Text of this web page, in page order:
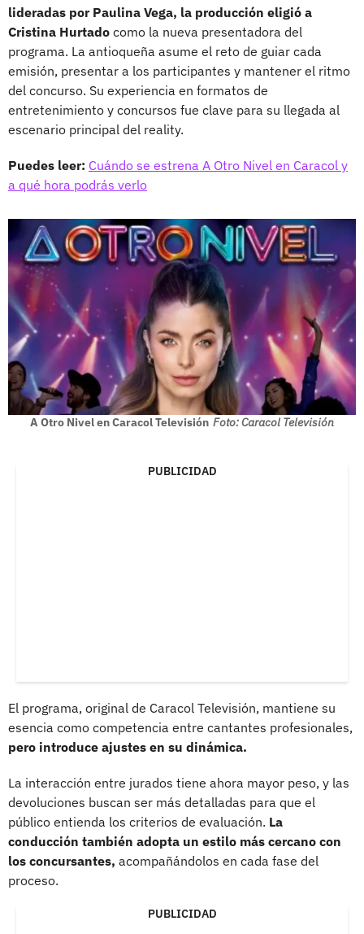
lideradas por Paulina Vega, la producción eligió a
Cristina Hurtado como la nueva presentadora del
programa. La antioqueña asume el reto de guiar cada
emisión, presentar a los participantes y mantener el ritmo
del concurso. Su experiencia en formatos de
entretenimiento y concursos fue clave para su llegada al
escenario principal del reality.
Puedes leer: Cuándo se estrena A Otro Nivel en Caracol y
a qué hora podrás verlo
A Otro Nivel en Caracol Televisión Foto: Caracol Televisión
PUBLICIDAD
El programa, original de Caracol Televisión, mantiene su
esencia como competencia entre cantantes profesionales,
pero introduce ajustes en su dinámica.
La interacción entre jurados tiene ahora mayor peso, y las
devoluciones buscan ser más detalladas para que el
público entienda los criterios de evaluación. La
conducción también adopta un estilo más cercano con
los concursantes, acompañándolos en cada fase del
proceso.
PUBLICIDAD